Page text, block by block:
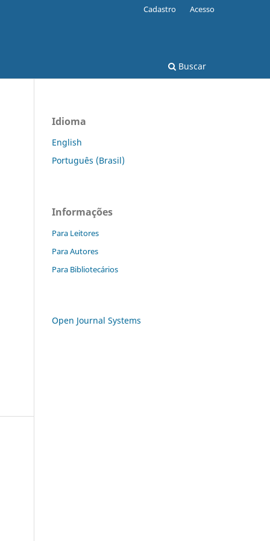
Buscar
Cadastro Acesso
Idioma
English
Português (Brasil)
Informações
Para Leitores
Para Autores
Para Bibliotecários
Open Journal Systems